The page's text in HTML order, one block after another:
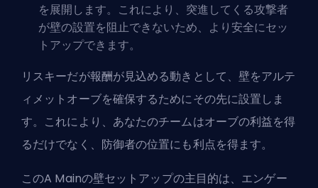
を展開します。これにより、突進してくる攻撃者
が壁の設置を阻止できないため、より安全にセッ
トアップできます。
リスキーだが報酬が見込める動きとして、壁をアルテ
ィメットオーブを確保するためにその先に設置しま
す。これにより、あなたのチームはオーブの利益を得
るだけでなく、防御者の位置にも利点を得ます。
このA Mainの壁セットアップの主目的は、エンゲー